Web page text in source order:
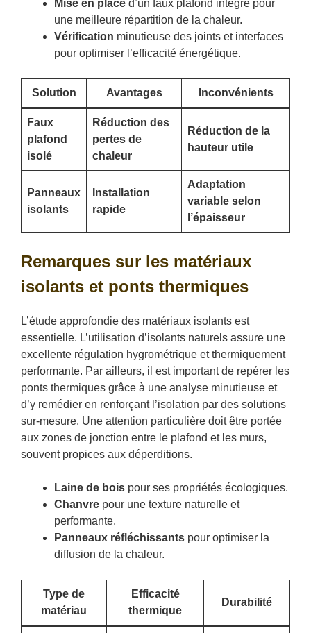
Mise en place d’un faux plafond intégré pour
une meilleure répartition de la chaleur.
Vérification minutieuse des joints et interfaces
pour optimiser l’efficacité énergétique.
Solution Avantages Inconvénients
Faux
plafond
isolé
Réduction des
pertes de
chaleur
Réduction de la
hauteur utile
Panneaux
isolants
Installation
rapide
Adaptation
variable selon
l’épaisseur
Remarques sur les matériaux
isolants et ponts thermiques
L’étude approfondie des matériaux isolants est
essentielle. L’utilisation d’isolants naturels assure une
excellente régulation hygrométrique et thermiquement
performante. Par ailleurs, il est important de repérer les
ponts thermiques grâce à une analyse minutieuse et
d’y remédier en renforçant l’isolation par des solutions
sur-mesure. Une attention particulière doit être portée
aux zones de jonction entre le plafond et les murs,
souvent propices aux déperditions.
Laine de bois pour ses propriétés écologiques.
Chanvre pour une texture naturelle et
performante.
Panneaux réfléchissants pour optimiser la
diffusion de la chaleur.
Type de
matériau
Efficacité
thermique
Durabilité